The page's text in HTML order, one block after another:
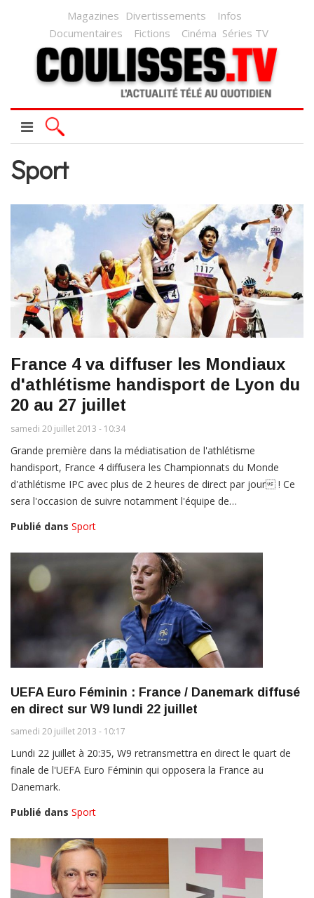
Magazines Divertissements
Infos
Documentaires
Fictions Cinéma Séries TV
Sport
France 4 va diffuser les Mondiaux
d'athlétisme handisport de Lyon du
20 au 27 juillet
samedi 20 juillet 2013 - 10:34
Grande première dans la médiatisation de l'athlétisme
handisport, France 4 diffusera les Championnats du Monde
d'athlétisme IPC avec plus de 2 heures de direct par jour ! Ce
sera l'occasion de suivre notamment l'équipe de…
Publié dans Sport
UEFA Euro Féminin : France / Danemark diffusé
en direct sur W9 lundi 22 juillet
samedi 20 juillet 2013 - 10:17
Lundi 22 juillet à 20:35, W9 retransmettra en direct le quart de
finale de l'UEFA Euro Féminin qui opposera la France au
Danemark.
Publié dans Sport